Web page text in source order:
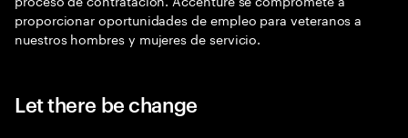
proporcionar oportunidades de empleo para veteranos a
nuestros hombres y mujeres de servicio.
Let there be change